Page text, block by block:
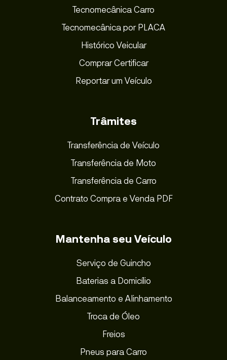
Tecnomecânica Carro
Tecnomecânica por PLACA
Histórico Veicular
Comprar Certificar
Reportar um Veículo
Trâmites
Transferência de Veículo
Transferência de Moto
Transferência de Carro
Contrato Compra e Venda PDF
Mantenha seu Veículo
Serviço de Guincho
Baterias a Domicílio
Balanceamento e Alinhamento
Troca de Óleo
Freios
Pneus para Carro